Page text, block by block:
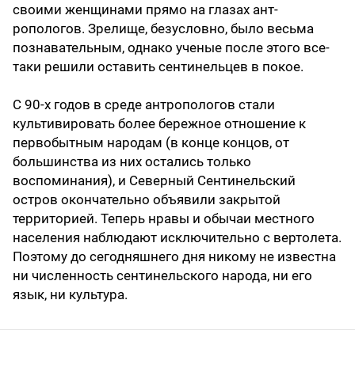
своими женщинами прямо на глазах ант­
ропологов. Зрелище, безусловно, было весьма
познавательным, однако ученые после этого все-
таки решили оставить сентинельцев в покое.
С 90-х годов в среде антропологов стали
культивировать более бережное отношение к
первобытным народам (в конце концов, от
большинства из них остались только
воспоминания), и Северный Сентинельский
остров окончательно объявили закрытой
территорией. Теперь нравы и обычаи местного
населения наблюдают исключительно с вертолета.
Поэтому до сегодняшнего дня никому не известна
ни численность сентинельского народа, ни его
язык, ни культура.